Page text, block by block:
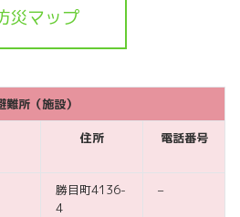
災マップ
難所（施設）
住所 電話番号
勝目町4136-
4
–